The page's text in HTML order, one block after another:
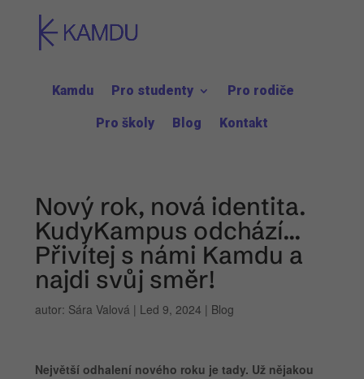
Kamdu Pro studenty Pro rodiče
Pro školy Blog Kontakt
Nový rok, nová identita.
KudyKampus odchází…
Přivítej s námi Kamdu a
najdi svůj směr!
autor: Sára Valová | Led 9, 2024 | Blog
Největší odhalení nového roku je tady. Už nějakou